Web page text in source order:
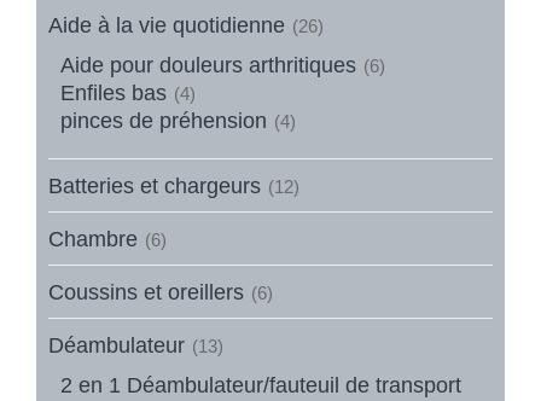
Aide à la vie quotidienne (26)
Aide pour douleurs arthritiques (6)
Enfiles bas (4)
pinces de préhension (4)
Batteries et chargeurs (12)
Chambre (6)
Coussins et oreillers (6)
Déambulateur (13)
2 en 1 Déambulateur/fauteuil de transport